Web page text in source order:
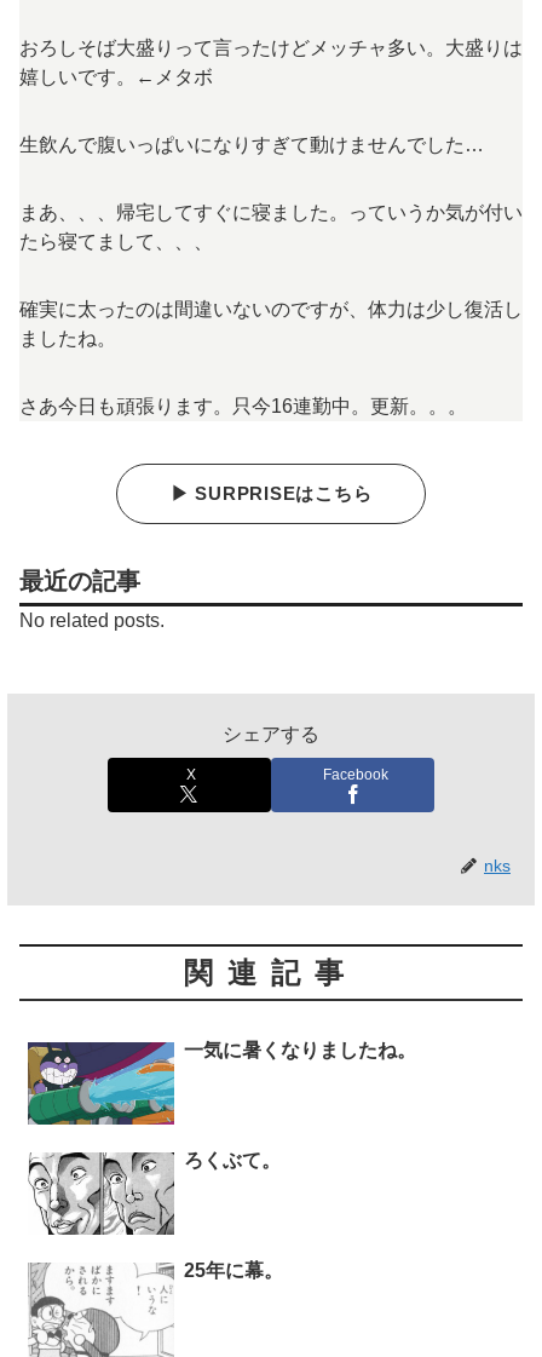
おろしそば大盛りって言ったけどメッチャ多い。大盛りは
嬉しいです。←メタボ
生飲んで腹いっぱいになりすぎて動けませんでした…
まあ、、、帰宅してすぐに寝ました。っていうか気が付い
たら寝てまして、、、
確実に太ったのは間違いないのですが、体力は少し復活し
ましたね。
さあ今日も頑張ります。只今16連勤中。更新。。。
▶ SURPRISEはこちら
最近の記事
No related posts.
シェアする
X Facebook
nks
関連記事
一気に暑くなりましたね。
ろくぶて。
25年に幕。